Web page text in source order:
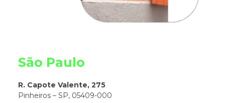
São Paulo
R. Capote Valente, 275
Pinheiros – SP, 05409-000